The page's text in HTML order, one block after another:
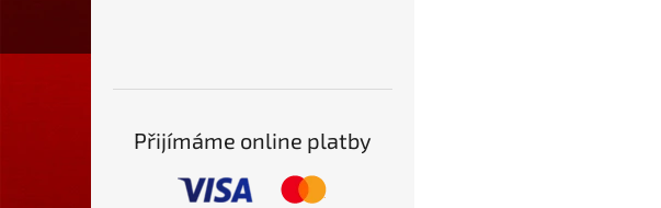
Přijímáme online platby